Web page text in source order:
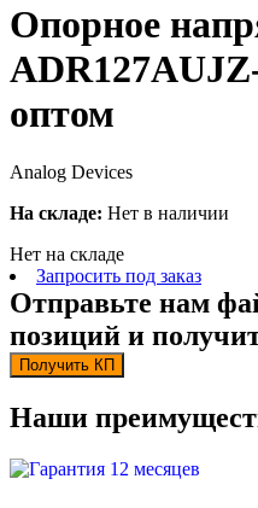
Опорное
оптом
Analog Devices
На складе: Нет в наличии
Нет на складе
Запросить под заказ
Отправьте нам
позиций и
Получить КП
Наши